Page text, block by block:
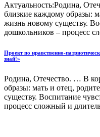
Актуальность:Родина,
близкие каждому образы:
жизнь новому существу.
дошкольников – процесс
Проект по нравственно-
знай!»
Родина, Отечество. … В
образы: мать и отец,
существу. Воспитание
процесс сложный и